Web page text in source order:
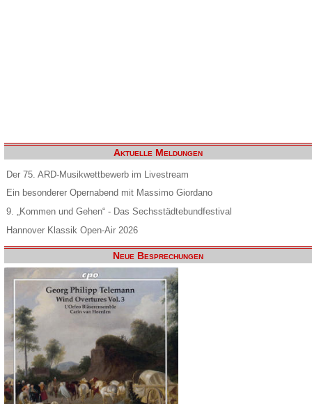
Aktuelle Meldungen
Der 75. ARD-Musikwettbewerb im Livestream
Ein besonderer Opernabend mit Massimo Giordano
9. „Kommen und Gehen“ - Das Sechsstädtebundfestival
Hannover Klassik Open-Air 2026
Neue Besprechungen